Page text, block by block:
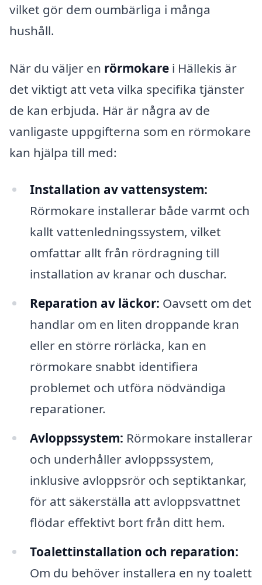
vilket gör dem oumbärliga i många
hushåll.
När du väljer en rörmokare i Hällekis är
det viktigt att veta vilka specifika tjänster
de kan erbjuda. Här är några av de
vanligaste uppgifterna som en rörmokare
kan hjälpa till med:
Installation av vattensystem:
Rörmokare installerar både varmt och
kallt vattenledningssystem, vilket
omfattar allt från rördragning till
installation av kranar och duschar.
Reparation av läckor: Oavsett om det
handlar om en liten droppande kran
eller en större rörläcka, kan en
rörmokare snabbt identifiera
problemet och utföra nödvändiga
reparationer.
Avloppssystem: Rörmokare installerar
och underhåller avloppssystem,
inklusive avloppsrör och septiktankar,
för att säkerställa att avloppsvattnet
flödar effektivt bort från ditt hem.
Toalettinstallation och reparation:
Om du behöver installera en ny toalett